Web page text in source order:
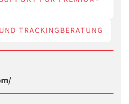
TRACKINGBERATUNG